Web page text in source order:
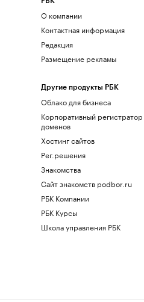
О компании
Контактная информация
Редакция
Размещение рекламы
Другие продукты РБК
Облако для бизнеса
Корпоративный регистратор
доменов
Хостинг сайтов
Рег.решения
Знакомства
Сайт знакомств podbor.ru
РБК Компании
РБК Курсы
Школа управления РБК